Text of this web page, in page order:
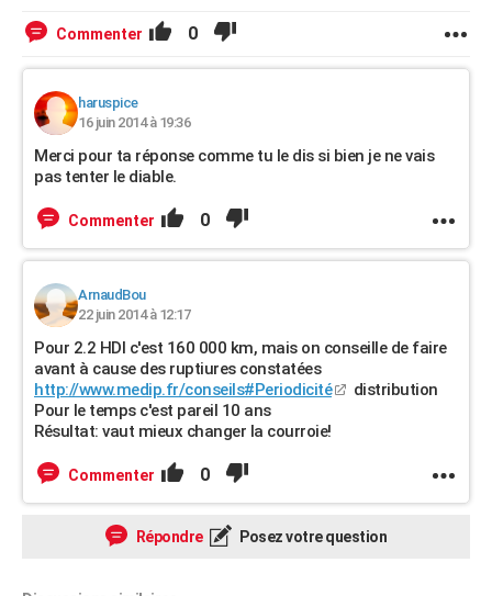
Commenter 0
haruspice
16 juin 2014 à 19:36
Merci pour ta réponse comme tu le dis si bien je ne vais
pas tenter le diable.
Commenter 0
ArnaudBou
22 juin 2014 à 12:17
Pour 2.2 HDI c'est 160 000 km, mais on conseille de faire
avant à cause des ruptiures constatées
http://www.medip.fr/conseils#Periodicité
distribution
Pour le temps c'est pareil 10 ans
Résultat: vaut mieux changer la courroie!
Commenter 0
Répondre Posez votre question